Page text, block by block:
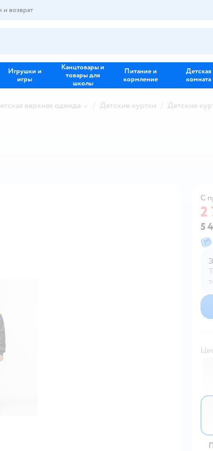
возврат
Игрушки и
игры
Канцтовары и
товары для
школы
Питание и
кормление
Детская
комната
верхняя одежда Детские куртки Детские
С
2
5